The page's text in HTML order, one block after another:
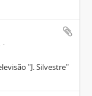
"J. Silvestre"